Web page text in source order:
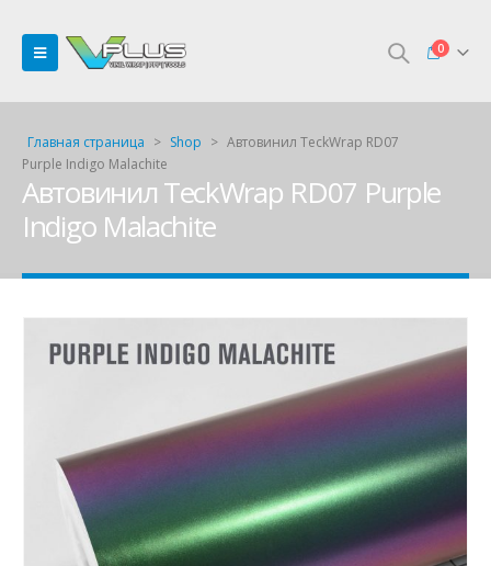
0
Главная страница > Shop > Автовинил TeckWrap RD07
Purple Indigo Malachite
Автовинил TeckWrap RD07 Purple
Indigo Malachite